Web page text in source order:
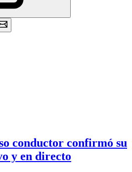
conductor confirmó su
y en directo